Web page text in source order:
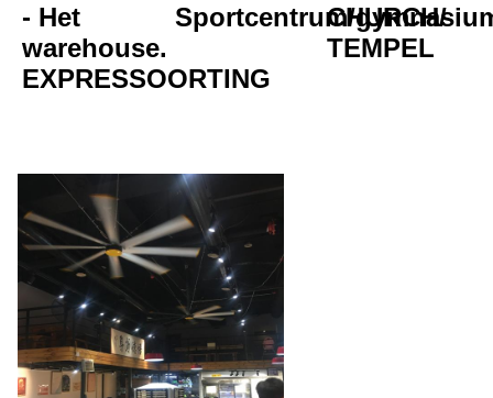
- Het
warehouse.
EXPRESSOORTING
Sportcentrum/CHURCH/
TEMPEL